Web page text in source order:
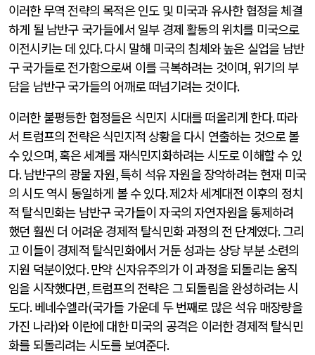
이러한 무역 전략의 목적은 인도 및 미국과 유사한 협정을 체결
하게 될 남반구 국가들에서 일부 경제 활동의 위치를 미국으로
이전시키는 데 있다.다시 말해 미국의 침체와 높은 실업을 남반
구 국가들로 전가함으로써 이를 극복하려는 것이며,위기의 부
담을 남반구 국가들의 어깨로 떠넘기려는 것이다.
이러한 불평등한 협정들은 식민지 시대를 떠올리게 한다.따라
서 트럼프의 전략은 식민지적 상황을 다시 연출하는 것으로 볼
수 있으며,혹은 세계를 재식민지화하려는 시도로 이해할 수 있
다.남반구의 광물 자원,특히 석유 자원을 장악하려는 현재 미국
의 시도 역시 동일하게 볼 수 있다.제2차 세계대전 이후의 정치
적 탈식민화는 남반구 국가들이 자국의 자연자원을 통제하려
했던 훨씬 더 어려운 경제적 탈식민화 과정의 전 단계였다.그리
고 이들이 경제적 탈식민화에서 거둔 성과는 상당 부분 소련의
지원 덕분이었다.만약 신자유주의가 이 과정을 되돌리는 움직
임을 시작했다면,트럼프의 전략은 그 되돌림을 완성하려는 시
도다.베네수엘라(국가들 가운데 두 번째로 많은 석유 매장량을
가진 나라)와 이란에 대한 미국의 공격은 이러한 경제적 탈식민
화를 되돌리려는 시도를 보여준다.